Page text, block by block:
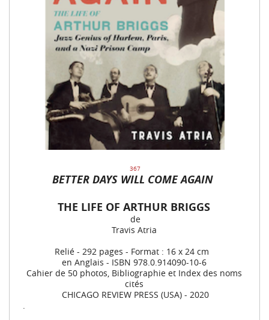
367
BETTER DAYS WILL COME AGAIN
THE LIFE OF ARTHUR BRIGGS
de
Travis Atria
Relié - 292 pages - Format : 16 x 24 cm
en Anglais - ISBN 978.0.914090-10-6
Cahier de 50 photos, Bibliographie et Index des noms
cités
CHICAGO REVIEW PRESS (USA) - 2020
.